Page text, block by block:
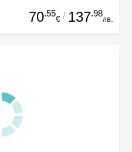
70.55
€ / 137.98
лв.